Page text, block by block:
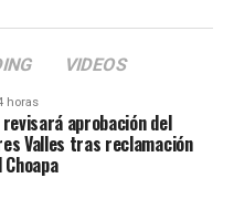
VIDEOS
horas
aprobación del
Valles tras reclamación